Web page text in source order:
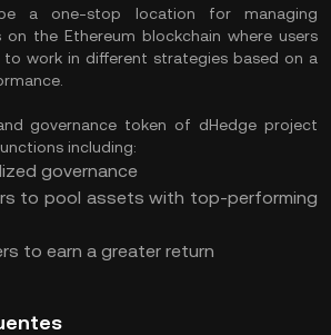
a one-stop location for managing
the Ethereum blockchain where users
work in different strategies based on a
governance token of dHedge project
including:
governance
to pool assets with top-performing
to earn a greater return